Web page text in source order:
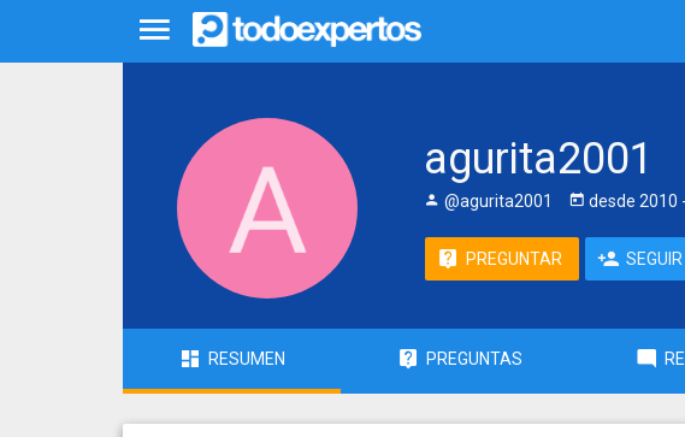
agurita2001
@agurita2001 desde 2010
PREGUNTAR SEGUIR
RESUMEN PREGUNTAS